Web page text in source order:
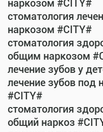
наркозом #CITY#
стоматология
наркозом #CITY#
стоматология
общим наркозом
лечение зубов у
лечение зубов под
#CITY#
стоматология
общий наркоз